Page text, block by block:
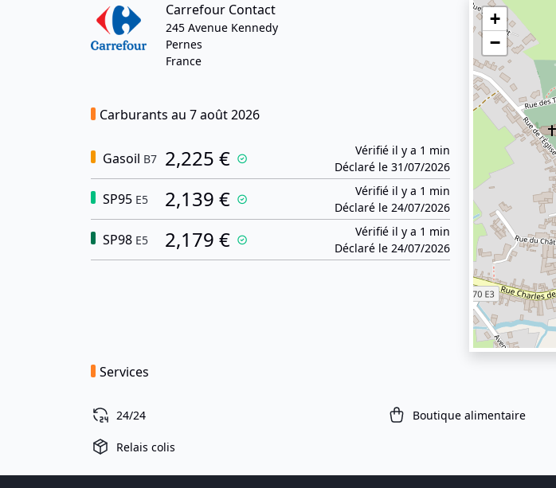
Carrefour Contact
245 Avenue Kennedy
Pernes
France
Carburants au 7 août 2026
Gasoil B7 2,225 €
Vérifié il y a 1 min
Déclaré le 31/07/2026
SP95 E5 2,139 €
Vérifié il y a 1 min
Déclaré le 24/07/2026
SP98 E5 2,179 €
Vérifié il y a 1 min
Déclaré le 24/07/2026
+
−
Services
24/24 Boutique alimentaire
Relais colis